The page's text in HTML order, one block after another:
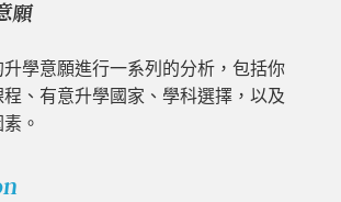
願
學意願進行一系列的分析，包括你
、有意升學國家、學科選擇，以及
。